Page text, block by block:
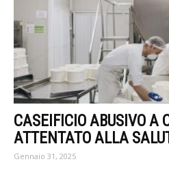
CASEIFICIO ABUSIVO A
ATTENTATO ALLA
Gennaio 31, 2025